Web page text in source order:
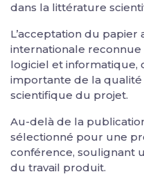
dans la littérature
L’acceptation du papier
internationale reconnue
logiciel et informatique,
importante de la
scientifique du projet.
Au-delà de la
sélectionné pour une
conférence, soulignant
du travail produit.